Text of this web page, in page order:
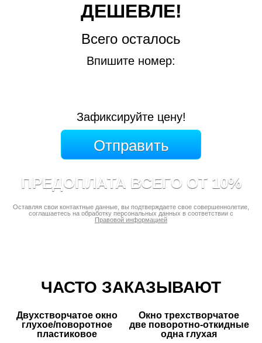
ДЕШЕВЛЕ!
Всего осталось
Впишите номер:
Зафиксируйте цену!
ПРЕДОПЛАТА ВСЕГО ОТ 10%
Оставляя свои контактные данные, вы подтверждаете свое совершеннолетие,
соглашаетесь на обработку персональных данных в соответствии с
Правовой информацией
ЧАСТО ЗАКАЗЫВАЮТ
Двухстворчатое окно
глухое/поворотное
пластиковое
Окно трехстворчатое
две поворотно-откидные
одна глухая